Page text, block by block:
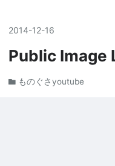
2014-12-16
Public Image
ものぐさyoutube